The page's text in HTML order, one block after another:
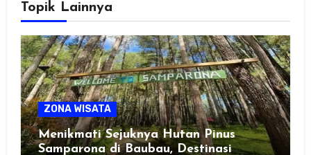
Topik Lainnya
ZONA WISATA
Menikmati Sejuknya Hutan Pinus
Samparona di Baubau, Destinasi